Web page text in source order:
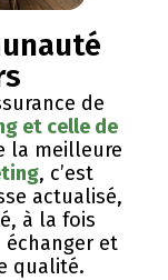
de
et celle de
la meilleure
, c’est
actualisé,
​à la fois
échanger et
qualité.